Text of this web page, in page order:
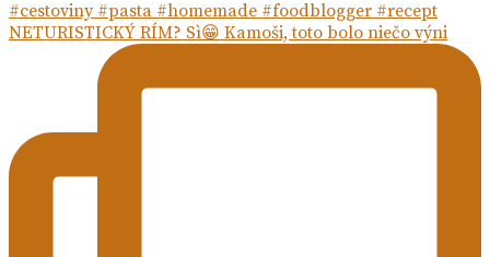
NETURISTICKÝ RÍM? Sì😁 Kamoši, toto bolo niečo výni